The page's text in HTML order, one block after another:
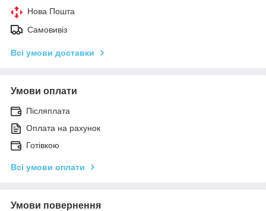
Нова Пошта
Самовивіз
Всі умови доставки
Умови оплати
Післяплата
Оплата на рахунок
Готівкою
Всі умови оплати
Умови повернення